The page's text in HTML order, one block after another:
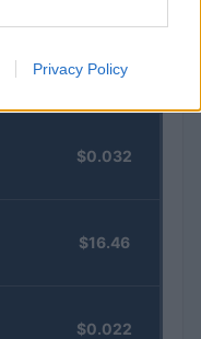
Privacy Policy
$83,270.00
$0.032
$16.46
$0.022